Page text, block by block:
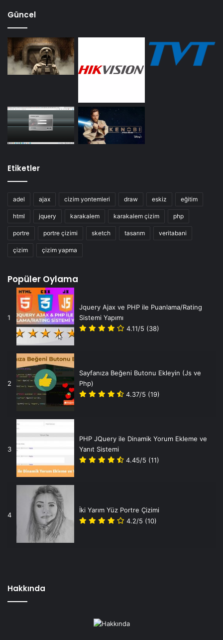
Güncel
Etiketler
adel ajax cizim yontemleri draw eskiz eğitim
html jquery karakalem karakalem çizim php
portre portre çizimi sketch tasarım veritabani
çizim çizim yapma
Popüler Oylama
1
Jquery Ajax ve PHP ile Puanlama/Rating
Sistemi Yapımı
4.11/5 (38)
2
Sayfanıza Beğeni Butonu Ekleyin (Js ve
Php)
4.37/5 (19)
3
PHP JQuery ile Dinamik Yorum Ekleme ve
Yanıt Sistemi
4.45/5 (11)
4
İki Yarım Yüz Portre Çizimi
4.2/5 (10)
Hakkında